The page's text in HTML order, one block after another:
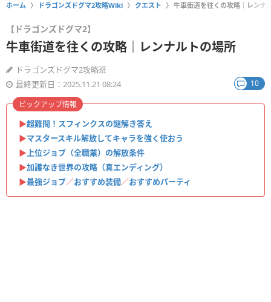
ホーム ドラゴンズドグマ2攻略Wiki クエスト 牛車街道を往くの攻略｜レンナ
【ドラゴンズドグマ2】
牛車街道を往くの攻略｜レンナルトの場所
ドラゴンズドグマ2攻略班
最終更新日：2025.11.21 08:24
10
▶︎超難問！スフィンクスの謎解き答え
▶︎マスタースキル解放してキャラを強く使おう
▶︎ 上位ジョブ（全職業）の解放条件
▶︎加護なき世界の攻略（真エンディング）
▶︎最強ジョブ／おすすめ装備／おすすめパーティ
ピックアップ情報